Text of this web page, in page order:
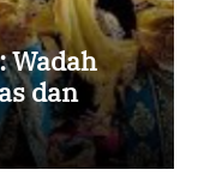
Wadah
dan